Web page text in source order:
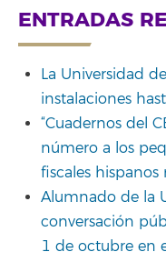
ENTRADAS
La Universidad
instalaciones
“Cuadernos del
número a los
fiscales hispanos
Alumnado de la
conversación
1 de octubre en